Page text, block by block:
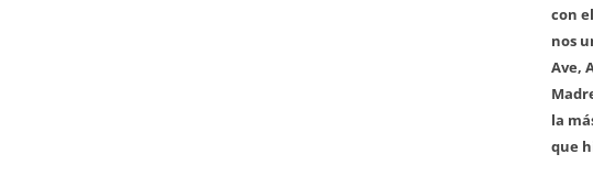
con
nos
Ave,
la
que